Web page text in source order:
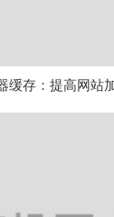
缓存：提高网站